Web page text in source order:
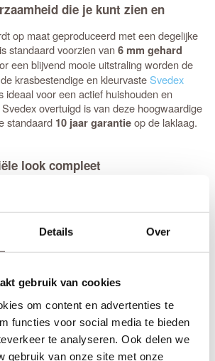
Details Over
gebruik van cookies
om content en advertenties te
functies voor social media te bieden
te analyseren. Ook delen we
gebruik van onze site met onze
die je kunt zien en
op maat geproduceerd met een degelijke
standaard voorzien van6 mm gehard
een blijvend mooie uitstraling worden de
krasbestendige en kleurvasteSvedex
ideaal voor een actief huishouden en
overtuigd is van deze hoogwaardige
standaard 10 jaar garantieop de laklaag.
look compleet
Nova Design-glasdeuren. Tijdens het
deurenmee te bestellen. De speciaal
vallen wel in de krozingen in het kozijn,
gemonteerd (zonder nieuwe
is eenvoudig, past in elke situatie en
aan de nieuw afgelakte deur.